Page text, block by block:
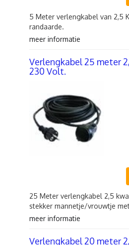
5 Meter verlengkabel van 2,5
randaarde.
meer informatie
Verlengkabel 25 meter
230 Volt.
25 Meter verlengkabel 2,5
stekker mannetje/vrouwtje
meer informatie
Verlengkabel 20 meter